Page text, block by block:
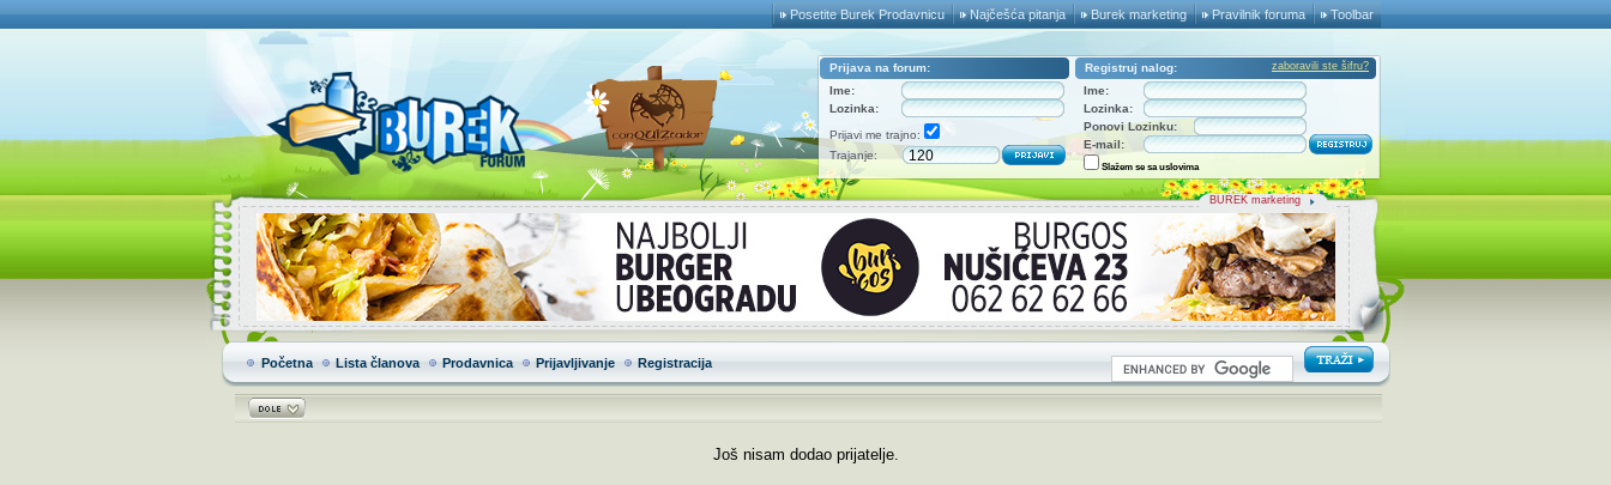
Toolbar
Pravilnik foruma
Burek marketing
Najčešća pitanja
Posetite Burek Prodavnicu
Prijava na forum:
Ime:
Lozinka:
Prijavi me trajno:
Trajanje:
Registruj nalog: zaboravili ste šifru?
Ime:
Lozinka:
Ponovi Lozinku:
E-mail:
Slažem se sa uslovima
BUREK marketing
Početna Lista članova Prodavnica Prijavljivanje Registracija
Još nisam dodao prijatelje.